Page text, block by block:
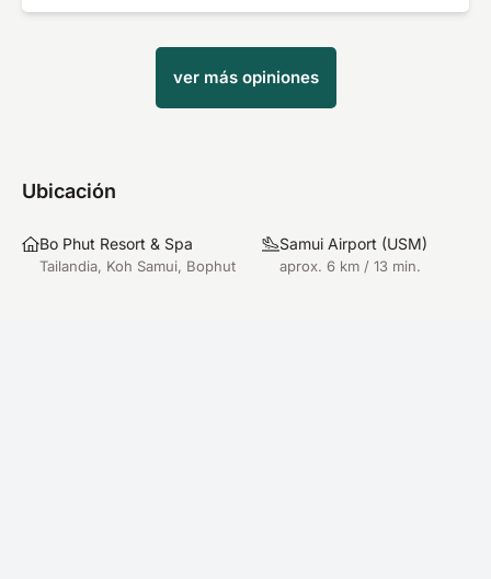
ver más opiniones
Ubicación
Bo Phut Resort & Spa
Tailandia, Koh Samui, Bophut
Samui Airport (USM)
aprox. 6 km / 13 min.